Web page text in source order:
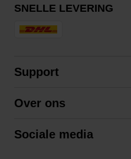
SNELLE LEVERING
Support
Algemene voorwaarden
Over ons
Sociale media